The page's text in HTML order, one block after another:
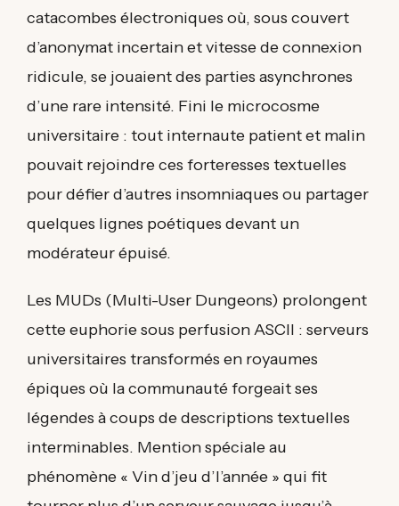
catacombes électroniques où, sous couvert
d’anonymat incertain et vitesse de connexion
ridicule, se jouaient des parties asynchrones
d’une rare intensité. Fini le microcosme
universitaire : tout internaute patient et malin
pouvait rejoindre ces forteresses textuelles
pour défier d’autres insomniaques ou partager
quelques lignes poétiques devant un
modérateur épuisé.
Les MUDs (Multi-User Dungeons) prolongent
cette euphorie sous perfusion ASCII : serveurs
universitaires transformés en royaumes
épiques où la communauté forgeait ses
légendes à coups de descriptions textuelles
interminables. Mention spéciale au
phénomène « Vin d’jeu d’l’année » qui fit